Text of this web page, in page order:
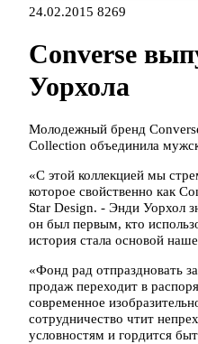
24.02.2015 8269
Converse
Уорхола
Молодежный бренд
Collection объединила
«С этой коллекцией мы
которое свойственно как
Star Design. - Энди Уорхол
он был первым, кто
история стала основой
«Фонд рад отпраздновать
продаж переходит в
современное
сотрудничество чтит
условностям и гордится